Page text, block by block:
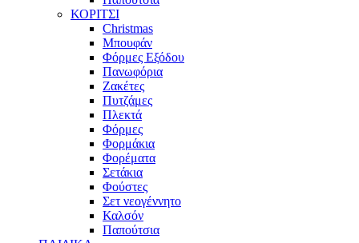
ΚΟΡΙΤΣΙ
Christmas
Μπουφάν
Φόρμες Εξόδου
Πανωφόρια
Ζακέτες
Πυτζάμες
Πλεκτά
Φόρμες
Φορμάκια
Φορέματα
Σετάκια
Φούστες
Σετ νεογέννητο
Καλσόν
Παπούτσια